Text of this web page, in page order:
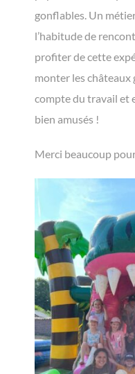
gonflables. Un
l’habitude de
profiter de cette
monter les
compte du travail et
bien amusés !
Merci beaucoup